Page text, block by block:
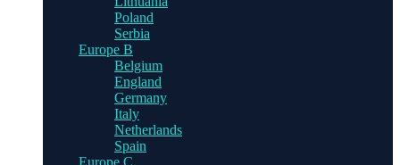
Poland
Serbia
Europe B
Belgium
England
Germany
Italy
Netherlands
Spain
Europe C